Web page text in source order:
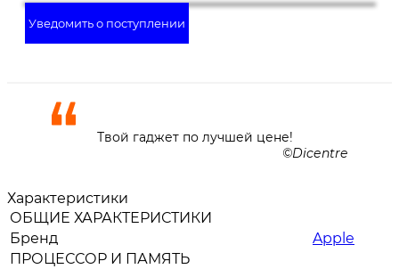
Уведомить о поступлении
Твой гаджет по лучшей цене!
Dicentre
Характеристики
ОБЩИЕ ХАРАКТЕРИСТИКИ
Бренд
Apple
ПРОЦЕССОР И ПАМЯТЬ